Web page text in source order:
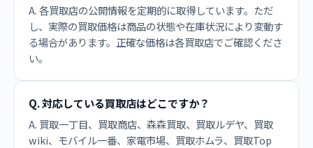
A. 各買取店の公開情報を定期的に取得しています。ただ
し、実際の買取価格は商品の状態や在庫状況により変動す
る場合があります。正確な価格は各買取店でご確認くださ
い。
Q. 対応している買取店はどこですか？
A. 買取一丁目、買取商店、森森買取、買取ルデヤ、買取
wiki、モバイル一番、家電市場、買取ホムラ、買取Top